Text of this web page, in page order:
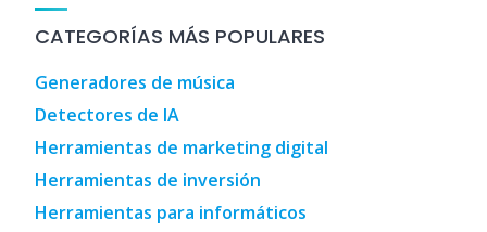
CATEGORÍAS MÁS POPULARES
Generadores de música
Detectores de IA
Herramientas de marketing digital
Herramientas de inversión
Herramientas para informáticos